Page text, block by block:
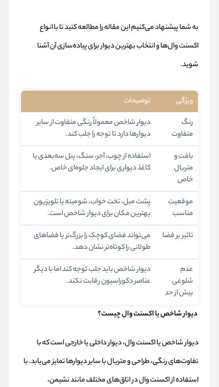
به شما پیشنهاد می‌کنیم این مقاله را مطالعه کنید تا با انواع
اکسنت وال‌ها و انتخاب بهترین دیوار برای پیاده‌سازی آن آشنا
شوید.
ویژگی
توضیحات
رنگ
متفاوت
دیوار شاخص معمولاً رنگی متفاوت از سایر
دیوارها دارد تا توجه را جلب کند.
بافت و
متریال
خاص
استفاده از چوب، آجر، سنگ، پنل سه‌بعدی یا
کاغذ دیواری برای ایجاد جلوه‌ای خاص.
موقعیت
مناسب
پشت مبل، تخت خواب، شومینه یا تلویزیون
بهترین مکان برای دیوار شاخص است.
تاثیر بر فضا
می‌تواند فضای کوچک را بزرگ‌تر یا فضاهای
طولانی را کوتاه‌تر نشان دهد.
عدم
شلوغی
بیش از حد
دیوار شاخص باید جلب توجه کند اما با دیگر
عناصر دکوراسیون رقابت نکند.
دیوار شاخص یا اکسنت وال چیست؟
دیوار شاخص یا اکسنت وال، دیوار داخلی یا خارجی است که با
تفاوت‌های رنگی، طراحی و متریال با سایر دیوارها تمایز می‌یابد. با
استفاده از اکسنت وال در اتاق‌های مختلف مانند نشیمن،